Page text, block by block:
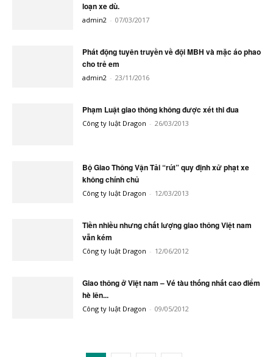
loạn xe dù.
admin2 - 07/03/2017
Phát động tuyên truyền về đội MBH và mặc áo phao
cho trẻ em
admin2 - 23/11/2016
Phạm Luật giao thông không được xét thi đua
Công ty luật Dragon - 26/03/2013
Bộ Giao Thông Vận Tải “rút” quy định xử phạt xe
không chính chủ
Công ty luật Dragon - 12/03/2013
Tiền nhiều nhưng chất lượng giao thông Việt nam
vẫn kém
Công ty luật Dragon - 12/06/2012
Giao thông ở Việt nam – Vé tàu thống nhất cao điểm
hè lên...
Công ty luật Dragon - 09/05/2012